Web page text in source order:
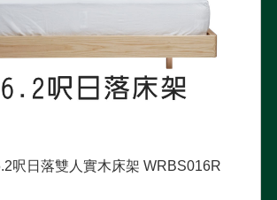
呎日落雙人實木床架 WRBS016R